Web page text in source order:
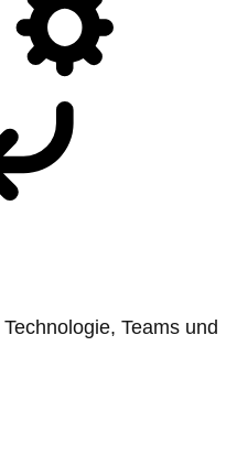
Teams und